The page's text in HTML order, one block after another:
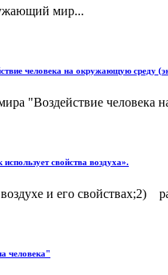
мир...
человека на окружающую среду
"Воздействие человека
свойства воздуха».
и его свойствах;2)
человека"